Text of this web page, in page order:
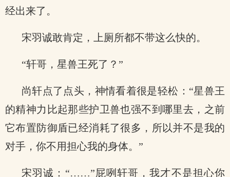
经出来了。
宋羽诚敢肯定，上厕所都不带这么快的。
“轩哥，星兽王死了？”
尚轩点了点头，神情看着很是轻松：“星兽王
的精神力比起那些护卫兽也强不到哪里去，之前
它布置防御盾已经消耗了很多，所以并不是我的
对手，你不用担心我的身体。”
宋羽诚：“……”屁咧轩哥，我才不是担心你